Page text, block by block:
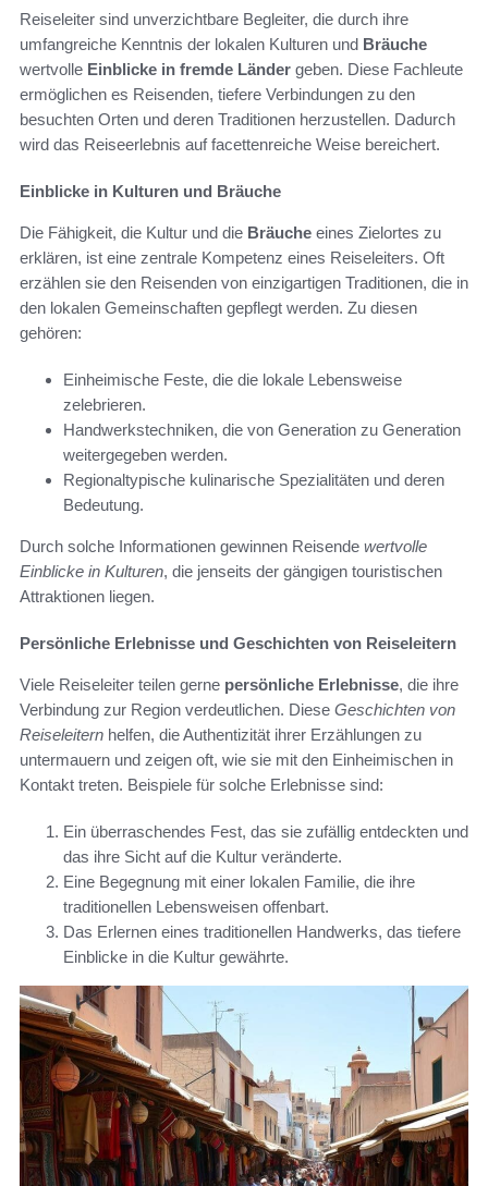
Reiseleiter sind unverzichtbare Begleiter, die durch ihre
umfangreiche Kenntnis der lokalen Kulturen und Bräuche
wertvolle Einblicke in fremde Länder geben. Diese Fachleute
ermöglichen es Reisenden, tiefere Verbindungen zu den
besuchten Orten und deren Traditionen herzustellen. Dadurch
wird das Reiseerlebnis auf facettenreiche Weise bereichert.
Einblicke in Kulturen und Bräuche
Die Fähigkeit, die Kultur und die Bräuche eines Zielortes zu
erklären, ist eine zentrale Kompetenz eines Reiseleiters. Oft
erzählen sie den Reisenden von einzigartigen Traditionen, die in
den lokalen Gemeinschaften gepflegt werden. Zu diesen
gehören:
Einheimische Feste, die die lokale Lebensweise
zelebrieren.
Handwerkstechniken, die von Generation zu Generation
weitergegeben werden.
Regionaltypische kulinarische Spezialitäten und deren
Bedeutung.
Durch solche Informationen gewinnen Reisende wertvolle
Einblicke in Kulturen, die jenseits der gängigen touristischen
Attraktionen liegen.
Persönliche Erlebnisse und Geschichten von Reiseleitern
Viele Reiseleiter teilen gerne persönliche Erlebnisse, die ihre
Verbindung zur Region verdeutlichen. Diese Geschichten von
Reiseleitern helfen, die Authentizität ihrer Erzählungen zu
untermauern und zeigen oft, wie sie mit den Einheimischen in
Kontakt treten. Beispiele für solche Erlebnisse sind:
Ein überraschendes Fest, das sie zufällig entdeckten und
das ihre Sicht auf die Kultur veränderte.
Eine Begegnung mit einer lokalen Familie, die ihre
traditionellen Lebensweisen offenbart.
Das Erlernen eines traditionellen Handwerks, das tiefere
Einblicke in die Kultur gewährte.